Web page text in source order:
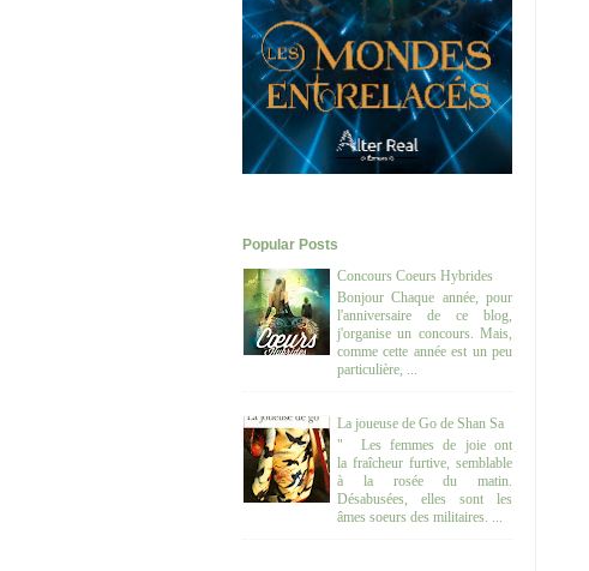
Popular Posts
Concours Coeurs Hybrides
Bonjour Chaque année, pour
l'anniversaire de ce blog,
j'organise un concours. Mais,
comme cette année est un peu
particulière, ...
La joueuse de Go de Shan Sa
" Les femmes de joie ont
la fraîcheur furtive, semblable
à la rosée du matin.
Désabusées, elles sont les
âmes soeurs des militaires. ...